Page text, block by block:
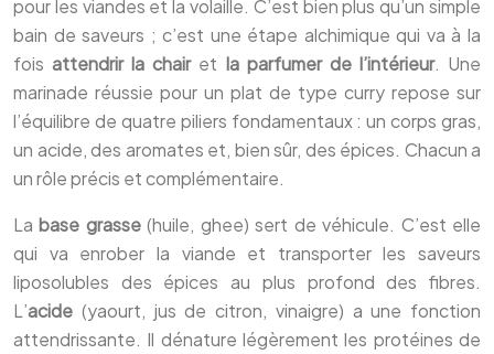
pour les viandes et la volaille. C’est bien plus qu’un simple
bain de saveurs ; c’est une étape alchimique qui va à la
foisattendrir la chairet la parfumer de l’intérieur. Une
marinade réussie pour un plat de type curry repose sur
l’équilibre de quatre piliers fondamentaux : un corps gras,
un acide, des aromates et, bien sûr, des épices. Chacun a
un rôle précis et complémentaire.
Labase grasse(huile, ghee) sert de véhicule. C’est elle
qui va enrober la viande et transporter les saveurs
liposolubles des épices au plus profond des fibres.
L’acide (yaourt, jus de citron, vinaigre) a une fonction
attendrissante. Il dénature légèrement les protéines de